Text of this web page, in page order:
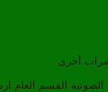
أخرى
الصوتية القسم العام